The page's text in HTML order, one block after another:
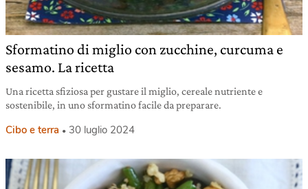
Sformatino di miglio con zucchine, curcuma e
sesamo. La ricetta
Una ricetta sfiziosa per gustare il miglio, cereale nutriente e
sostenibile, in uno sformatino facile da preparare.
Cibo e terra 30 luglio 2024